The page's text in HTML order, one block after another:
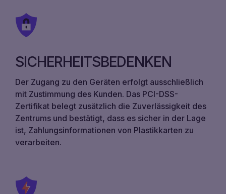
SICHERHEITSBEDENKEN
Der Zugang zu den Geräten erfolgt ausschließlich
mit Zustimmung des Kunden. Das PCI-DSS-
Zertifikat belegt zusätzlich die Zuverlässigkeit des
Zentrums und bestätigt, dass es sicher in der Lage
ist, Zahlungsinformationen von Plastikkarten zu
verarbeiten.